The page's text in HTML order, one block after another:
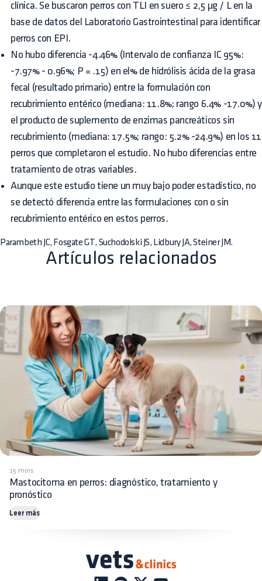
clínica. Se buscaron perros con TLI en suero ≤ 2,5 µg / L en la
base de datos del Laboratorio Gastrointestinal para identificar
perros con EPI.
No hubo diferencia -4.46% (Intervalo de confianza IC 95%:
-7.97% - 0.96%; P = .15) en el% de hidrólisis ácida de la grasa
fecal (resultado primario) entre la formulación con
recubrimiento entérico (mediana: 11.8%; rango 6.4% -17.0%) y
el producto de suplemento de enzimas pancreáticos sin
recubrimiento (mediana: 17.5%; rango: 5.2% -24.9%) en los 11
perros que completaron el estudio. No hubo diferencias entre
tratamiento de otras variables.
Aunque este estudio tiene un muy bajo poder estadístico, no
se detectó diferencia entre las formulaciones con o sin
recubrimiento entérico en estos perros.
Parambeth JC, Fosgate GT, Suchodolski JS, Lidbury JA, Steiner JM.
Artículos relacionados
15 mins
Mastocitoma en perros: diagnóstico, tratamiento y
pronóstico
Leer más